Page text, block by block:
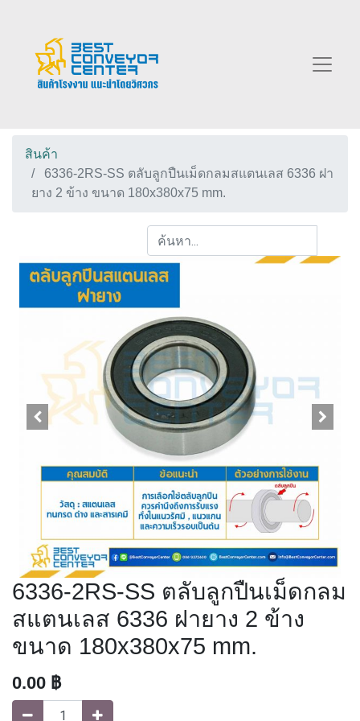
สินค้า
6336-2RS-SS ตลับลูกปืนเม็ดกลมสแตนเลส 6336 ฝา
ยาง 2 ข้าง ขนาด 180x380x75 mm.
6336-2RS-SS ตลับลูกปืนเม็ดกลม
สแตนเลส 6336 ฝายาง 2 ข้าง
ขนาด 180x380x75 mm.
0.00 ฿